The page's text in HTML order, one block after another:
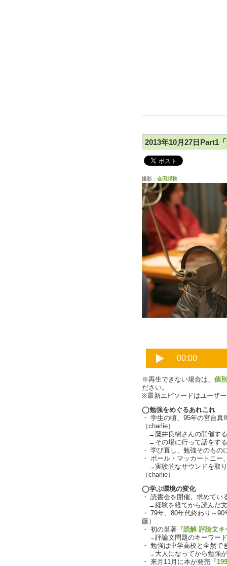
2013年10月27日Part1
撮影： 会田邦秋
※再生できない場合は、 個
ださい。
※最新エピソードはユーザ
◯勉強をめぐるあれこれ
・ 学生の頃、95年の宮台
（charlie）
→藤井良樹さんの開催す
→その場に行って話をす
・ 学び直し、勉強そのも
・ ポール・マッカートニ
→実験的なサウンドを取
（charlie）
◯学ぶ環境の変化
・ 読書会を開催。求めて
→経験を経てから読んだ
・ 79年、80年代終わり～
藤）
・ 初の単著『 読解 評論文キ
→評論文問題のキーワー
・ 勉強は中学高校と全然で
→大人になってから勉強が
・ 来月11月に本が発売『